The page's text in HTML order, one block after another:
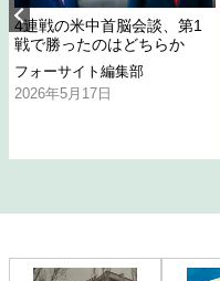
4連戦の米中首脳会談、第1
戦で勝ったのはどちらか
フォーサイト編集部
2026年5月17日